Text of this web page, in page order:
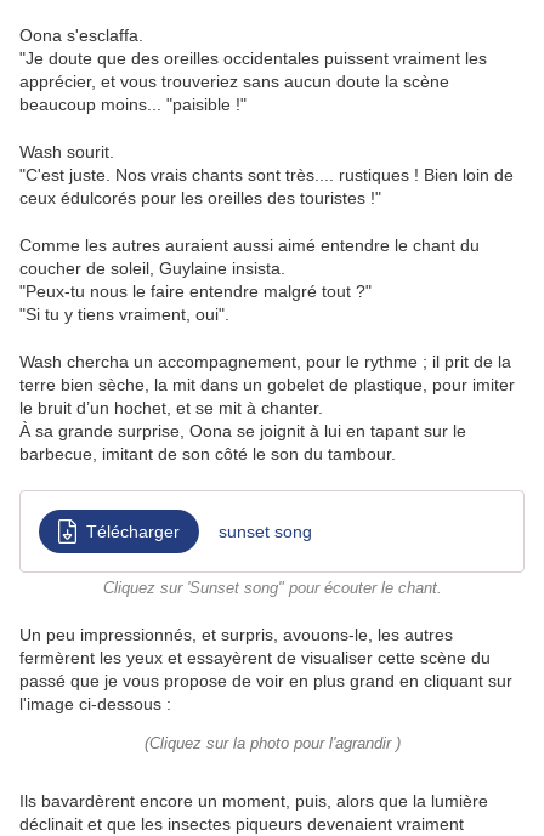
Oona s'esclaffa.
"Je doute que des oreilles occidentales puissent vraiment les
apprécier, et vous trouveriez sans aucun doute la scène
beaucoup moins... "paisible !"
Wash sourit.
"C'est juste. Nos vrais chants sont très.... rustiques ! Bien loin de
ceux édulcorés pour les oreilles des touristes !"
Comme les autres auraient aussi aimé entendre le chant du
coucher de soleil, Guylaine insista.
"Peux-tu nous le faire entendre malgré tout ?"
"Si tu y tiens vraiment, oui".
Wash chercha un accompagnement, pour le rythme ; il prit de la
terre bien sèche, la mit dans un gobelet de plastique, pour imiter
le bruit d’un hochet, et se mit à chanter.
À sa grande surprise, Oona se joignit à lui en tapant sur le
barbecue, imitant de son côté le son du tambour.
Télécharger sunset song
Cliquez sur 'Sunset song" pour écouter le chant.
Un peu impressionnés, et surpris, avouons-le, les autres
fermèrent les yeux et essayèrent de visualiser cette scène du
passé que je vous propose de voir en plus grand en cliquant sur
l'image ci-dessous :
(Cliquez sur la photo pour l'agrandir )
Ils bavardèrent encore un moment, puis, alors que la lumière
déclinait et que les insectes piqueurs devenaient vraiment